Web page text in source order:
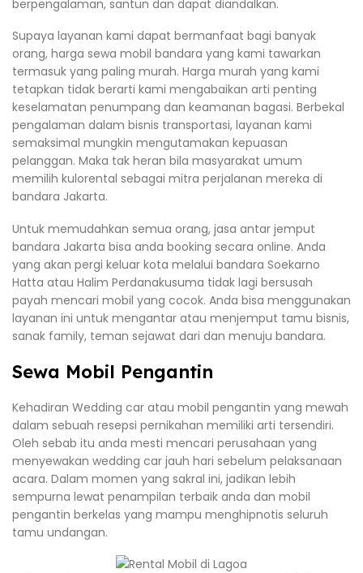
berpengalaman, santun dan dapat diandalkan.
Supaya layanan kami dapat bermanfaat bagi banyak
orang, harga sewa mobil bandara yang kami tawarkan
termasuk yang paling murah. Harga murah yang kami
tetapkan tidak berarti kami mengabaikan arti penting
keselamatan penumpang dan keamanan bagasi. Berbekal
pengalaman dalam bisnis transportasi, layanan kami
semaksimal mungkin mengutamakan kepuasan
pelanggan. Maka tak heran bila masyarakat umum
memilih kulorental sebagai mitra perjalanan mereka di
bandara Jakarta.
Untuk memudahkan semua orang, jasa antar jemput
bandara Jakarta bisa anda booking secara online. Anda
yang akan pergi keluar kota melalui bandara Soekarno
Hatta atau Halim Perdanakusuma tidak lagi bersusah
payah mencari mobil yang cocok. Anda bisa menggunakan
layanan ini untuk mengantar atau menjemput tamu bisnis,
sanak family, teman sejawat dari dan menuju bandara.
Sewa Mobil Pengantin
Kehadiran Wedding car atau mobil pengantin yang mewah
dalam sebuah resepsi pernikahan memiliki arti tersendiri.
Oleh sebab itu anda mesti mencari perusahaan yang
menyewakan wedding car jauh hari sebelum pelaksanaan
acara. Dalam momen yang sakral ini, jadikan lebih
sempurna lewat penampilan terbaik anda dan mobil
pengantin berkelas yang mampu menghipnotis seluruh
tamu undangan.